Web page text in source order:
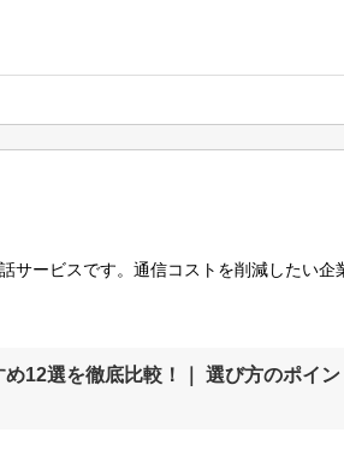
サービスです。通信コストを削減したい
12選を徹底比較！｜ 選び方のポイ